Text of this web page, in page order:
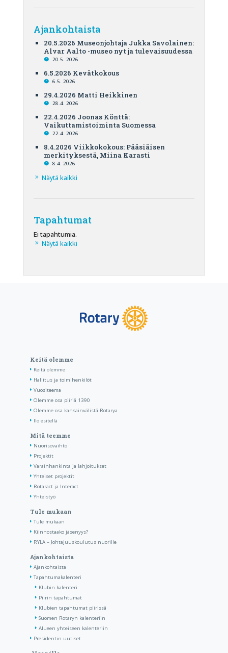
Ajankohtaista
20.5.2026 Museonjohtaja Jukka Savolainen:
Alvar Aalto -museo nyt ja tulevaisuudessa
20.5. 2026
6.5.2026 Kevätkokous
6.5. 2026
29.4.2026 Matti Heikkinen
28.4. 2026
22.4.2026 Joonas Könttä:
Vaikuttamistoiminta Suomessa
22.4. 2026
8.4.2026 Viikkokokous: Pääsiäisen
merkityksestä, Miina Karasti
8.4. 2026
Näytä kaikki
Tapahtumat
Ei tapahtumia.
Näytä kaikki
Keitä olemme
Keitä olemme
Hallitus ja toimihenkilöt
Vuositeema
Olemme osa piiriä 1390
Olemme osa kansainvälistä Rotarya
Ilo esitellä
Mitä teemme
Nuorisovaihto
Projektit
Varainhankinta ja lahjoitukset
Yhteiset projektit
Rotaract ja Interact
Yhteistyö
Tule mukaan
Tule mukaan
Kiinnostaako jäsenyys?
RYLA – Johtajuuskoulutus nuorille
Ajankohtaista
Ajankohtaista
Tapahtumakalenteri
Klubin kalenteri
Piirin tapahtumat
Klubien tapahtumat piirissä
Suomen Rotaryn kalenteriin
Alueen yhteiseen kalenteriin
Presidentin uutiset